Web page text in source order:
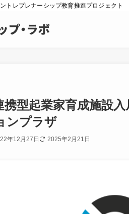
トレプレナーシップ教育推進プロジェクト
携型起業家育成施設
ンプラザ
年12月27日 2025年2月21日